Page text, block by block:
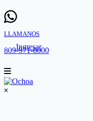
LLAMANOS
809-971-8000
Ingresar